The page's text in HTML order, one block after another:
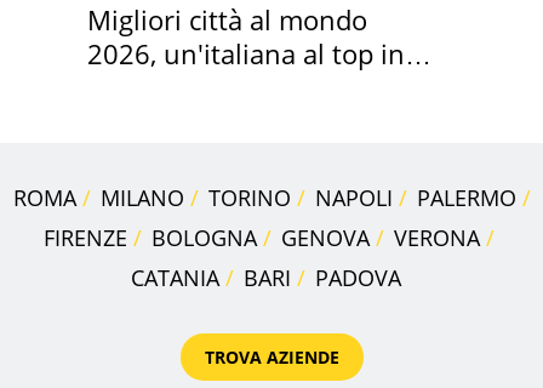
Migliori città al mondo
2026, un'italiana al top in
ROMA MILANO TORINO NAPOLI
PALERMO
FIRENZE
BOLOGNA GENOVA
VERONA
CATANIA
BARI PADOVA
TROVA AZIENDE